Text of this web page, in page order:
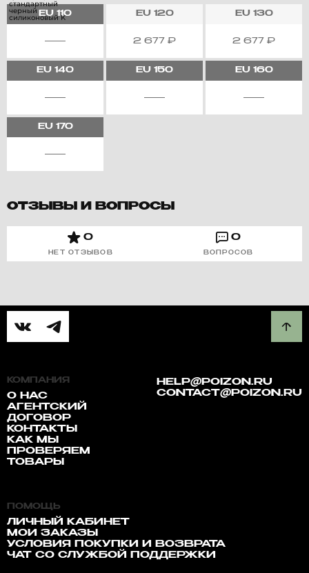
EU110 EU120
2 677 ₽
EU130
2 677 ₽
EU 140 EU 150 EU160
EU170
ОТЗЫВЫ И ВОПРОСЫ
0
НЕТ ОТЗЫВОВ
0
ВОПРОСОВ
КОМПАНИЯ
О НАС
АГЕНТСКИЙ
ДОГОВОР
КОНТАКТЫ
КАК МЫ
ПРОВЕРЯЕМ
ТОВАРЫ
HELP@POIZON.RU
CONTACT@POIZON.RU
ПОМОЩЬ
ЛИЧНЫЙ КАБИНЕТ
МОИ ЗАКАЗЫ
УСЛОВИЯ ПОКУПКИ И ВОЗВРАТА
ЧАТ СО СЛУЖБОЙ ПОДДЕРЖКИ